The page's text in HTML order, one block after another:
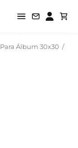
Para Álbum 30x30 /